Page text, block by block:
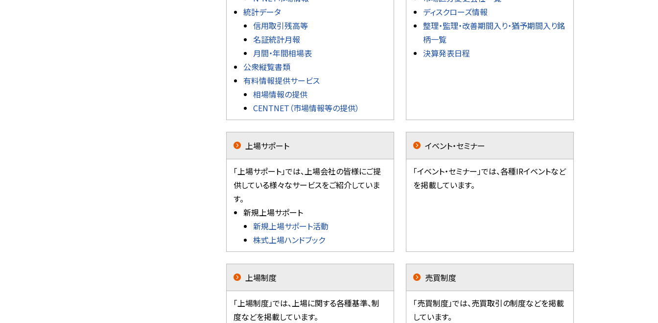
統計データ
信用取引残高等
名証統計月報
月間・年間相場表
公衆縦覧書類
有料情報提供サービス
相場情報の提供
CENTNET（市場情報等の提供）
ディスクローズ情報
整理・監理・改善期間入り・猶予期間入り銘
柄一覧
決算発表日程
上場サポート
「上場サポート」では、上場会社の皆様にご提
供している様々なサービスをご紹介していま
す。
新規上場サポート
新規上場サポート活動
株式上場ハンドブック
イベント・セミナー
「イベント・セミナー」では、各種IRイベントなど
を掲載しています。
上場制度
「上場制度」では、上場に関する各種基準、制
度などを掲載しています。
売買制度
「売買制度」では、売買取引の制度などを掲載
しています。